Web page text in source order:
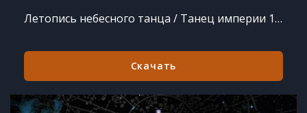
Летопись небесного танца / Танец империи 1 сезон 28 из 28
Скачать